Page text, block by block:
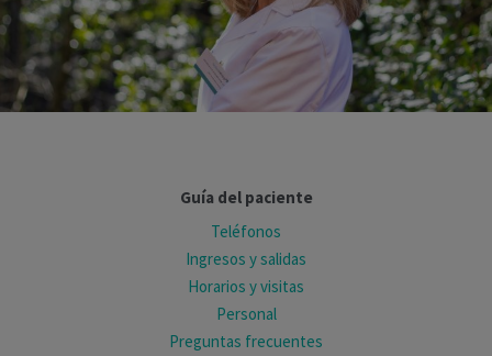
Guía del paciente
Teléfonos
Ingresos y salidas
Horarios y visitas
Personal
Preguntas frecuentes